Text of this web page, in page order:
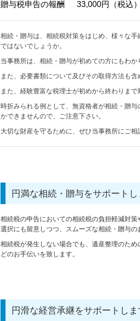
贈与税申告の報酬 33,000円（税込
相続・贈与は、相続税対策をはじめ、様々な
ではないでしょうか。
当事務所は、相続・贈与が初めての方にもわ
また、必要書類について及びその取得方法も
また、経験豊富な税理士が初めから終わりまで
時折みられる例として、無資格者が相続・贈
かできませんので、ご注意下さい。
大切な財産を守るために、ぜひ当事務所にご相
円満な相続・贈与をサポートし
相続税の申告においての相続税の負担軽減対
選択にも留意しつつ、スムーズな相続・贈与の
相続税が発生しない場合でも、遺産整理のた
どのお手伝いを致します。
円滑な経営承継をサポートしま